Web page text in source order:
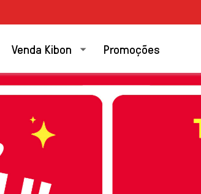
Venda Kibon Promoções